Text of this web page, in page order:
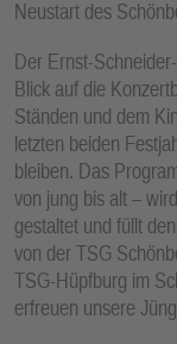
Neustart des
Der Ernst-
Blick auf die
Ständen und dem
letzten beiden
bleiben. Das
von jung bis alt –
gestaltet und füllt
von der TSG
TSG-Hüpfburg im
erfreuen unsere